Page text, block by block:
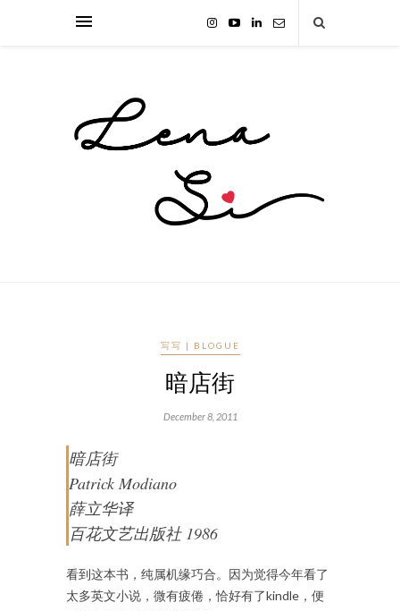
写写 | BLOGUE
暗店街
December 8, 2011
暗店街
Patrick Modiano
薛立华译
百花文艺出版社 1986
看到这本书，纯属机缘巧合。因为觉得今年看了
太多英文小说，微有疲倦，恰好有了kindle，便